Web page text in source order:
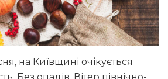
на Київщині очікується